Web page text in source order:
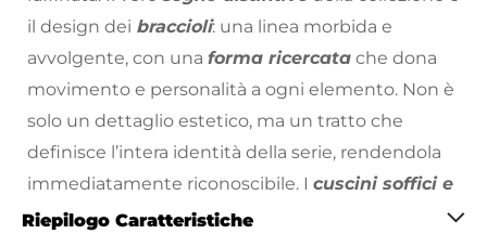
il design dei braccioli: una linea morbida e
avvolgente, con una forma ricercata che dona
movimento e personalità a ogni elemento. Non è
solo un dettaglio estetico, ma un tratto che
definisce l’intera identità della serie, rendendola
immediatamente riconoscibile. I cuscini soffici e
generosi, realizzati in tessuti idrorepellenti,
Riepilogo Caratteristiche